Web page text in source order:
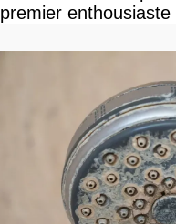
premier enthousiaste